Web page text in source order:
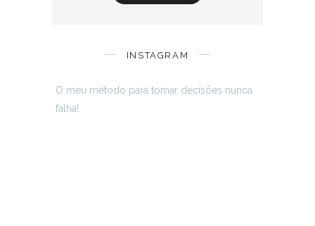
INSTAGRAM
O meu método para tomar decisões nunca
falha!